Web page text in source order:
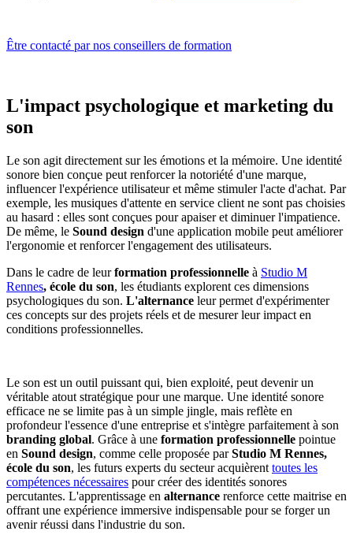
Être contacté par nos conseillers de formation
L'impact psychologique et marketing du
son
Le son agit directement sur les émotions et la mémoire. Une identité
sonore bien conçue peut renforcer la notoriété d'une marque,
influencer l'expérience utilisateur et même stimuler l'acte d'achat. Par
exemple, les musiques d'attente en service client ne sont pas choisies
au hasard : elles sont conçues pour apaiser et diminuer l'impatience.
De même, le Sound design d'une application mobile peut améliorer
l'ergonomie et renforcer l'engagement des utilisateurs.
Dans le cadre de leurformation professionnelle à Studio M
Rennes, école du son, les étudiants explorent ces dimensions
psychologiques du son. L'alternance leur permet d'expérimenter
ces concepts sur des projets réels et de mesurer leur impact en
conditions professionnelles.
Le son est un outil puissant qui, bien exploité, peut devenir un
véritable atout stratégique pour une marque. Une identité sonore
efficace ne se limite pas à un simple jingle, mais reflète en
profondeur l'essence d'une entreprise et s'intègre parfaitement à son
branding global. Grâce à une formation professionnelle pointue
en Sound design, comme celle proposée parStudio M Rennes,
école du son, les futurs experts du secteur acquièrent toutes les
compétences nécessaires pour créer des identités sonores
percutantes. L'apprentissage en alternance renforce cette maitrise en
offrant une expérience immersive indispensable pour se forger un
avenir réussi dans l'industrie du son.